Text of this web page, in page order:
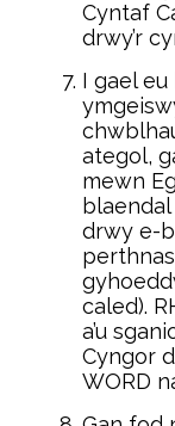
Cyntaf
drwy’r
I gael
ategol,
mewn
blaendal
drwy e-
caled).
a’u
Cyngor
WORD